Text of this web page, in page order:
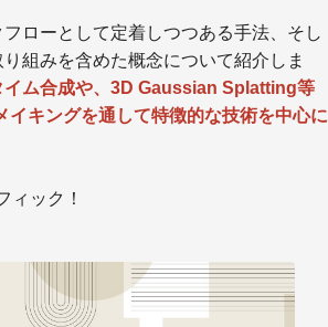
ローとして定着しつつある手法、そし
組みを含めた概念について紹介しま
ム合成や、3D Gaussian Splatting等
キングを通して特徴的な技術を中心に
ィック！